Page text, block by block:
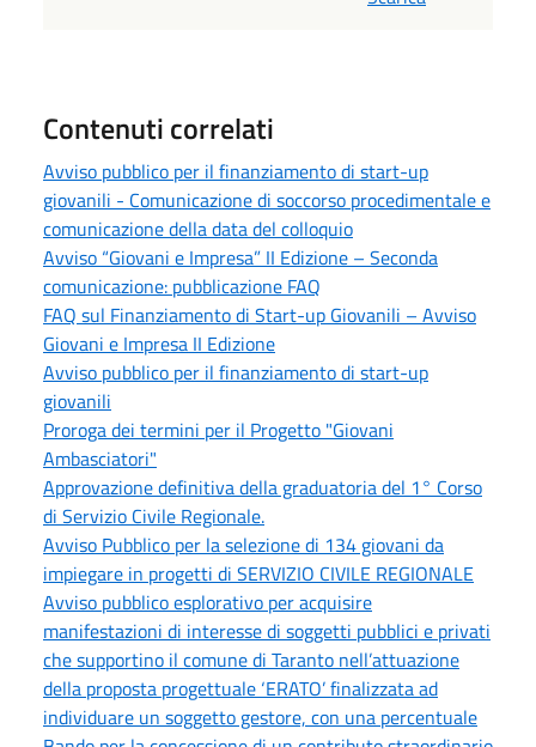
Contenuti correlati
Avviso pubblico per il finanziamento di start-up
giovanili - Comunicazione di soccorso procedimentale e
comunicazione della data del colloquio
Avviso “Giovani e Impresa” II Edizione – Seconda
comunicazione: pubblicazione FAQ
FAQ sul Finanziamento di Start-up Giovanili – Avviso
Giovani e Impresa II Edizione
Avviso pubblico per il finanziamento di start-up
giovanili
Proroga dei termini per il Progetto "Giovani
Ambasciatori"
Approvazione definitiva della graduatoria del 1° Corso
di Servizio Civile Regionale.
Avviso Pubblico per la selezione di 134 giovani da
impiegare in progetti di SERVIZIO CIVILE REGIONALE
Avviso pubblico esplorativo per acquisire
manifestazioni di interesse di soggetti pubblici e privati
che supportino il comune di Taranto nell’attuazione
della proposta progettuale ‘ERATO’ finalizzata ad
individuare un soggetto gestore, con una percentuale